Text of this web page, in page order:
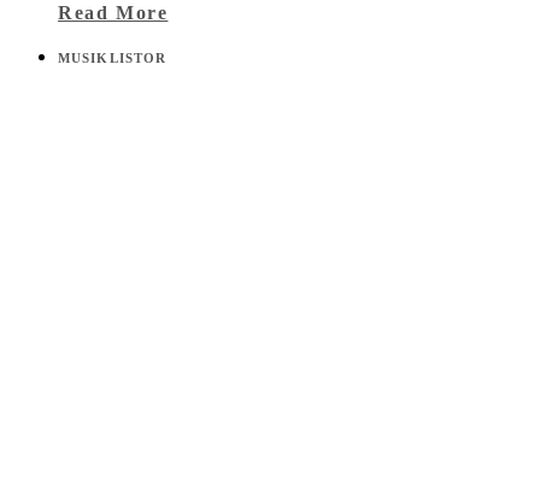
Read More
MUSIKLISTOR